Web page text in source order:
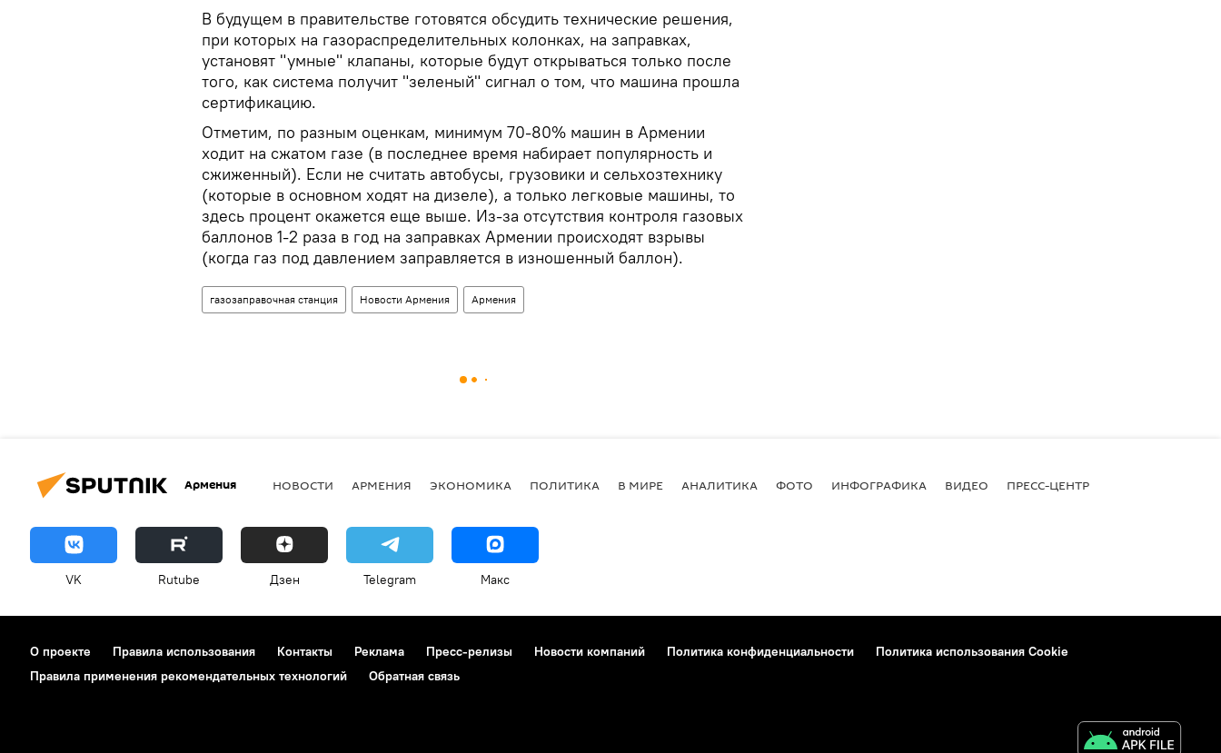
В будущем в правительстве готовятся обсудить технические решения,
при которых на газораспределительных колонках, на заправках,
установят "умные" клапаны, которые будут открываться только после
того, как система получит "зеленый" сигнал о том, что машина прошла
сертификацию․
Отметим, по разным оценкам, минимум 70-80% машин в Армении
ходит на сжатом газе (в последнее время набирает популярность и
сжиженный). Если не считать автобусы, грузовики и сельхозтехнику
(которые в основном ходят на дизеле), а только легковые машины, то
здесь процент окажется еще выше. Из-за отсутствия контроля газовых
баллонов 1-2 раза в год на заправках Армении происходят взрывы
(когда газ под давлением заправляется в изношенный баллон).
газозаправочная станция Новости Армения Армения
Армения НОВОСТИ АРМЕНИЯ ЭКОНОМИКА ПОЛИТИКА В МИРЕ АНАЛИТИКА ФОТО ИНФОГРАФИКА ВИДЕО ПРЕСС-ЦЕНТР
VK Rutube Дзен Telegram Макс
О проекте Правила использования Контакты Реклама Пресс-релизы Новости компаний Политика конфиденциальности
Политика использования Cookie
Правила применения рекомендательных технологий
Обратная связь